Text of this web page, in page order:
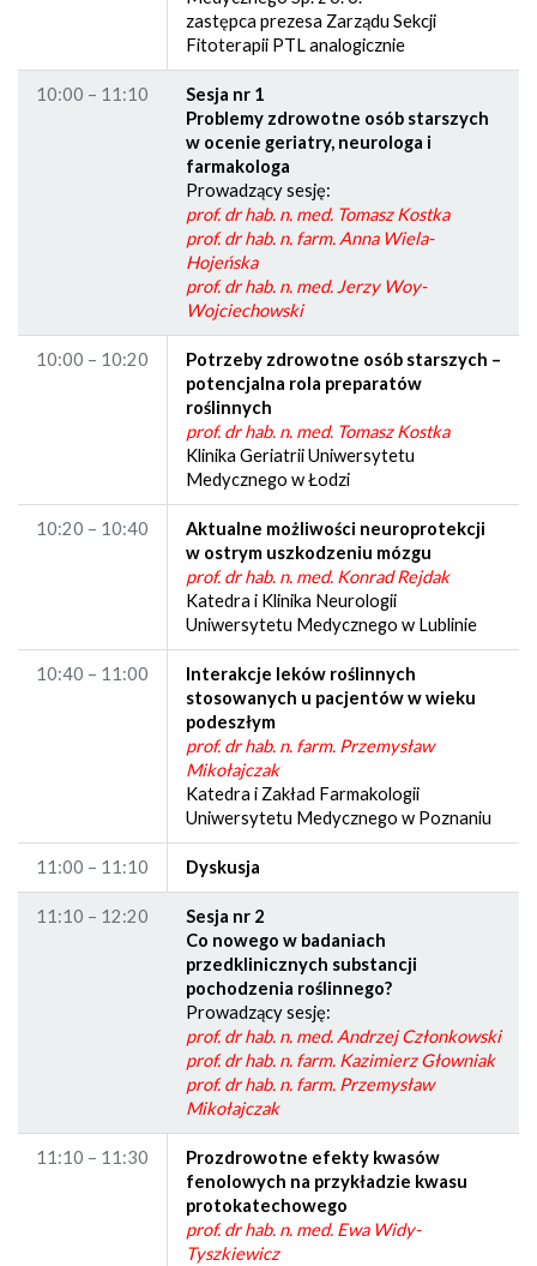
zastępca prezesa Zarządu Sekcji
Fitoterapii PTL analogicznie
10:00 – 11:10
Sesja nr 1
Problemy zdrowotne osób starszych
w ocenie geriatry, neurologa i
farmakologa
Prowadzący sesję:
prof. dr hab. n. med. Tomasz Kostka
prof. dr hab. n. farm. Anna Wiela-
Hojeńska
prof. dr hab. n. med. Jerzy Woy-
Wojciechowski
10:00 – 10:20
Potrzeby zdrowotne osób starszych –
potencjalna rola preparatów
roślinnych
prof. dr hab. n. med. Tomasz Kostka
Klinika Geriatrii Uniwersytetu
Medycznego w Łodzi
10:20 – 10:40
Aktualne możliwości neuroprotekcji
w ostrym uszkodzeniu mózgu
prof. dr hab. n. med. Konrad Rejdak
Katedra i Klinika Neurologii
Uniwersytetu Medycznego w Lublinie
10:40 – 11:00
Interakcje leków roślinnych
stosowanych u pacjentów w wieku
podeszłym
prof. dr hab. n. farm. Przemysław
Mikołajczak
Katedra i Zakład Farmakologii
Uniwersytetu Medycznego w Poznaniu
11:00 – 11:10 Dyskusja
11:10 – 12:20
Sesja nr 2
Co nowego w badaniach
przedklinicznych substancji
pochodzenia roślinnego?
Prowadzący sesję:
prof. dr hab. n. med. Andrzej Członkowski
prof. dr hab. n. farm. Kazimierz Głowniak
prof. dr hab. n. farm. Przemysław
Mikołajczak
11:10 – 11:30
Prozdrowotne efekty kwasów
fenolowych na przykładzie kwasu
protokatechowego
prof. dr hab. n. med. Ewa Widy-
Tyszkiewicz